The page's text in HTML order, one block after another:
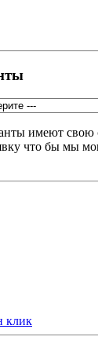
имеют свою
что бы мы
клик